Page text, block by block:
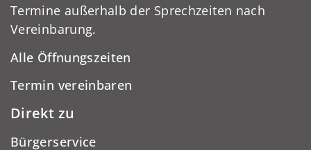
Termine außerhalb der Sprechzeiten nach
Vereinbarung.
Alle Öffnungszeiten
Termin vereinbaren
Direkt zu
Bürgerservice